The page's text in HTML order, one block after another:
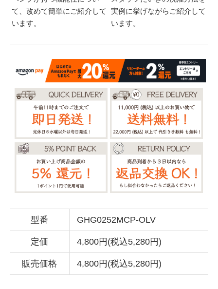
て、改めて簡単にご紹介して
います。
実例に挙げながらご紹介して
います。
型番 GHG0252MCP-OLV
定価 4,800円(税込5,280円)
販売価格 4,800円(税込5,280円)